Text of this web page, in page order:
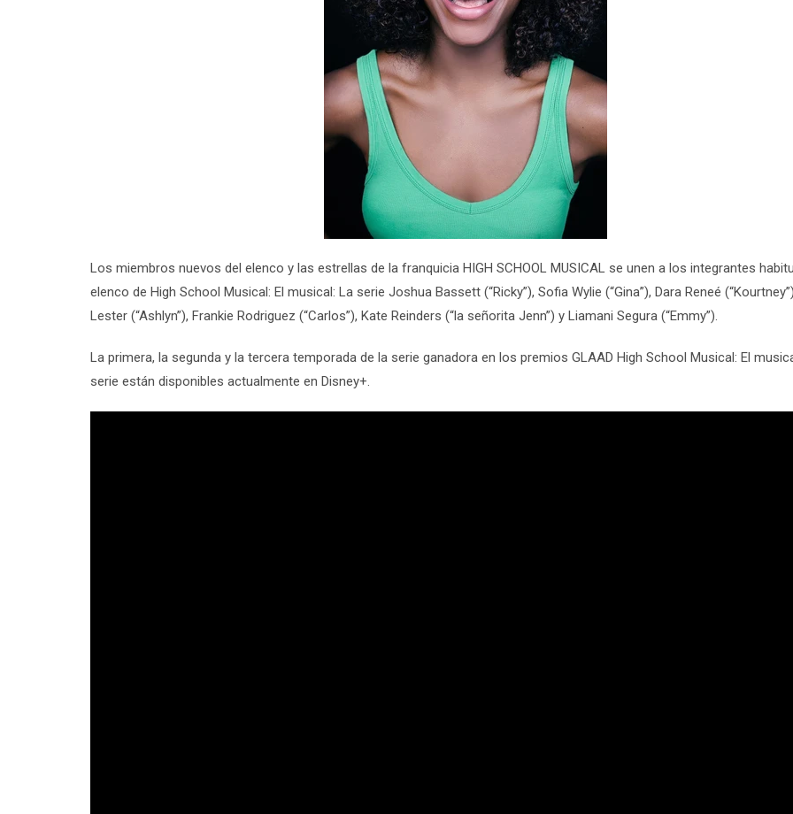
Los miembros nuevos del elenco y las estrellas de la franquicia HIGH SCHOOL MUSICAL se unen a los integrantes
elenco de High School Musical: El musical: La serie Joshua Bassett (“Ricky”), Sofia Wylie (“Gina”), Dara Reneé
Lester (“Ashlyn”), Frankie Rodriguez (“Carlos”), Kate Reinders (“la señorita Jenn”) y Liamani Segura (“Emmy”).
La primera, la segunda y la tercera temporada de la serie ganadora en los premios GLAAD High School Musical: El
serie están disponibles actualmente en Disney+.